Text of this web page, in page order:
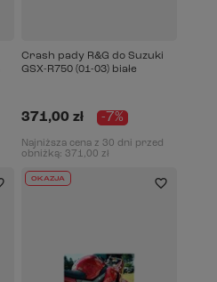
Crash pady R&G do Suzuki
GSX-R750 (01-03) białe
371,00 zł -7%
Najniższa cena z 30 dni przed
obniżką: 371,00 zł
OKAZJA